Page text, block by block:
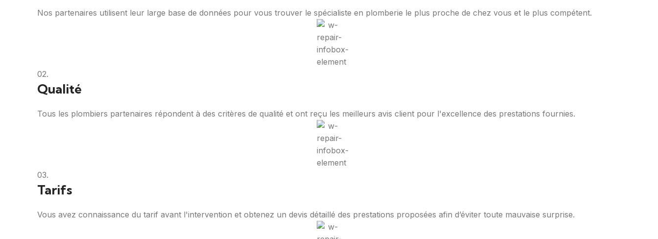
Nos partenaires utilisent leur large base de données pour vous trouver le spécialiste en plomberie le plus proche de chez vous et le plus compétent.
02.
Qualité
Tous les plombiers partenaires répondent à des critères de qualité et ont reçu les meilleurs avis client pour l'excellence des prestations fournies.
03.
Tarifs
Vous avez connaissance du tarif avant l'intervention et obtenez un devis détaillé des prestations proposées afin d’éviter toute mauvaise surprise.